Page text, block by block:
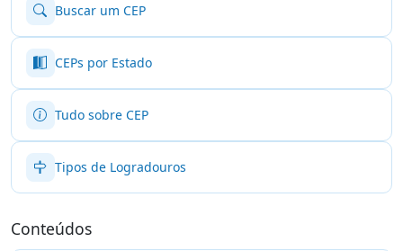
Buscar um CEP
CEPs por Estado
Tudo sobre CEP
Tipos de Logradouros
Conteúdos